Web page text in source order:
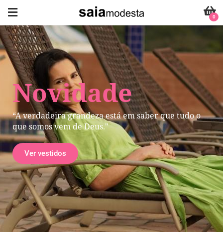
Novidade
“A verdadeira grandeza está em saber que tudo o
que somos vem de Deus."
Ver vestidos
0